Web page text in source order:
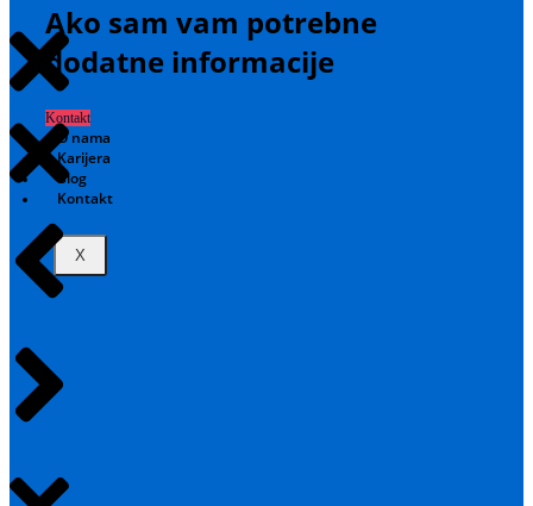
Ako sam vam potrebne
dodatne informacije
Kontakt
O nama
Karijera
Blog
Kontakt
X